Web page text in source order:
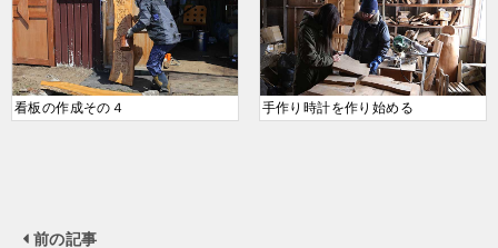
看板の作成その４ 手作り時計を作り始める
前の記事